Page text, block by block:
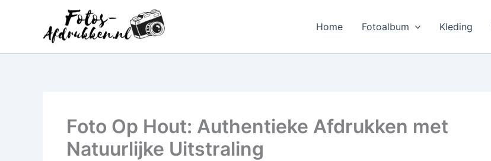
inhoud
Home Fotoalbum Kleding
Foto Op Hout: Authentieke Afdrukken met
Natuurlijke Uitstraling